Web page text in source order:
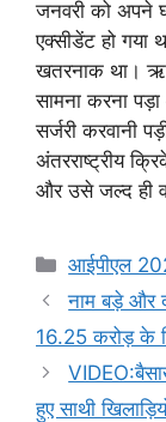
जनवरी को अपने
एक्सीडेंट हो गया
खतरनाक था।
सामना करना
सर्जरी करवानी
अंतरराष्ट्रीय
और उसे जल्द ही
आईपीएल
नाम बड़े और
16.25 करोड़ के
हुए साथी